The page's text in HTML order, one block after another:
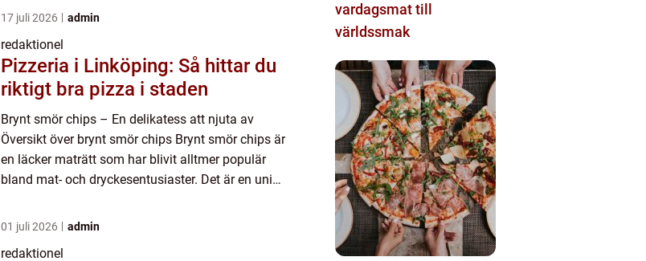
17 juli 2026 admin
redaktionel
Pizzeria i Linköping: Så hittar du
riktigt bra pizza i staden
Brynt smör chips – En delikatess att njuta av
Översikt över brynt smör chips Brynt smör chips är
en läcker maträtt som har blivit alltmer populär
bland mat- och dryckesentusiaster. Det är en unik
01 juli 2026 admin
redaktionel
vardagsmat till
världssmak